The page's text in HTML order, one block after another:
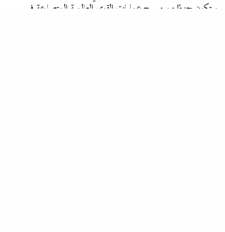
ستكون جزءًا من مسرح عمليات القوى العالمية المتصارعة في